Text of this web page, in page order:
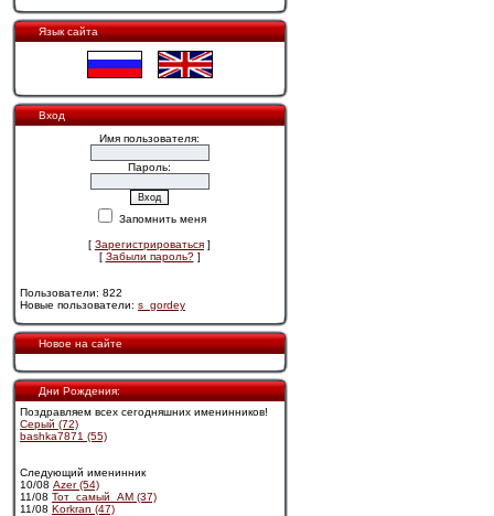
Язык сайта
Вход
Имя пользователя:
Пароль:
Запомнить меня
[ Зарегистрироваться ]
[ Забыли пароль?]
Пользователи: 822
Новые пользователи: s_gordey
Новое на сайте
Дни Рождения:
Поздравляем всех сегодняшних именинников!
Cерый (72)
bashka7871 (55)
Следующий именинник
10/08 Azer (54)
11/08 Тот_самый_АМ (37)
11/08 Korkran (47)